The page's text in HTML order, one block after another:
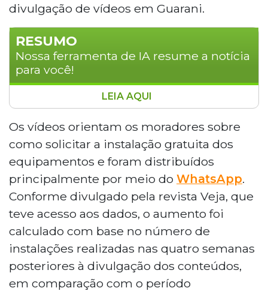
divulgação de vídeos em Guarani.
RESUMO
Nossa ferramenta de IA resume a notícia
para você!
Vídeos em Guarani elevaram em 213% a
procura pelo programa Brasil Antenado
em Coronel Sapucaia, no Mato Grosso do
Sul, município que abriga a Terra
Indígena Taquaperi, habitada pelo povo
Guarani Kaiowá. A iniciativa do Ministério
das Comunicações e da Anatel distribui
antenas parabólicas digitais
gratuitamente a famílias inscritas no
CadÚnico. Moradores de 108 municípios
têm até 13 de junho para solicitar o
benefício.
LEIA AQUI
Os vídeos orientam os moradores sobre
como solicitar a instalação gratuita dos
equipamentos e foram distribuídos
principalmente por meio do WhatsApp.
Conforme divulgado pela revista Veja, que
teve acesso aos dados, o aumento foi
calculado com base no número de
instalações realizadas nas quatro semanas
posteriores à divulgação dos conteúdos,
em comparação com o período